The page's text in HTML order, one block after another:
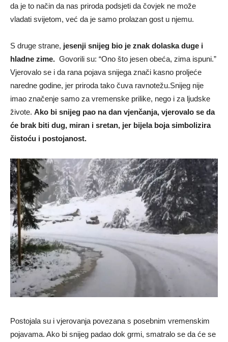
da je to način da nas priroda podsjeti da čovjek ne može
vladati svijetom, već da je samo prolazan gost u njemu.
S druge strane, jesenji snijeg bio je znak dolaska duge i
hladne zime. Govorili su: “Ono što jesen obeća, zima ispuni.”
Vjerovalo se i da rana pojava snijega znači kasno proljeće
naredne godine, jer priroda tako čuva ravnotežu.Snijeg nije
imao značenje samo za vremenske prilike, nego i za ljudske
živote. Ako bi snijeg pao na dan vjenčanja, vjerovalo se da
će brak biti dug, miran i sretan, jer bijela boja simbolizira
čistoću i postojanost.
Postojala su i vjerovanja povezana s posebnim vremenskim
pojavama. Ako bi snijeg padao dok grmi, smatralo se da će se